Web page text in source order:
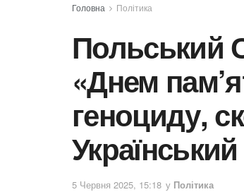
Головна Політика
Польський
«Днем
геноциду,
5 Червня 2025, 15:18 у Політика